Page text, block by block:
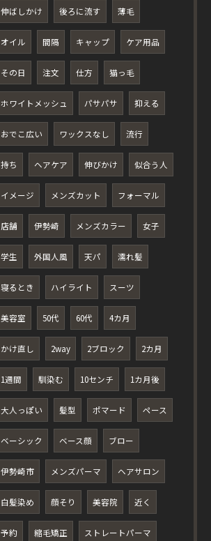
伸ばしかけ 後ろに流す 薄毛
オイル 間隔 キャップ ケア用品
その日 注文 仕方 猫っ毛
ホワイトメッシュ パサパサ 抑える
おでこ広い ワックスなし 流行
持ち ヘアケア 伸びかけ 似合う人
イメージ メンズカット フォーマル
店舗 伊勢崎 メンズカラー 女子
学生 外国人風 天パ 濡れ髪
寝るとき ハイライト スーツ
美容室 50代 60代 4カ月
かけ直し 2way 2ブロック 2カ月
1週間 馴染む 10センチ 1カ月後
大人っぽい 髪型 ポマード ペース
ベーシック ベース顔 ブロー
伊勢崎市 メンズパーマ ヘアサロン
白髪染め 顔そり 美容院 近く
予約 縮毛矯正 ストレートパーマ